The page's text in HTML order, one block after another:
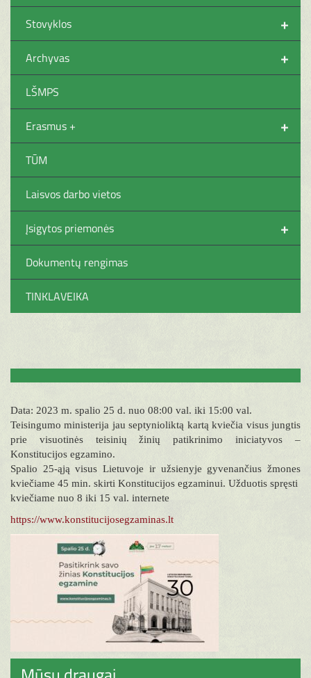
+
Stovyklos
+
Archyvas
LŠMPS
+
Erasmus +
TŪM
Laisvos darbo vietos
+
Įsigytos priemonės
Dokumentų rengimas
TINKLAVEIKA
Data: 2023 m. spalio 25 d. nuo 08:00 val. iki 15:00 val.
Teisingumo ministerija jau septynioliktą kartą kviečia visus jungtis
prie visuotinės teisinių žinių patikrinimo iniciatyvos –
Konstitucijos egzamino.
Spalio 25-ąją visus Lietuvoje ir užsienyje gyvenančius žmones
kviečiame 45 min. skirti Konstitucijos egzaminui. Užduotis spręsti
kviečiame nuo 8 iki 15 val. internete
https://www.konstitucijosegzaminas.lt